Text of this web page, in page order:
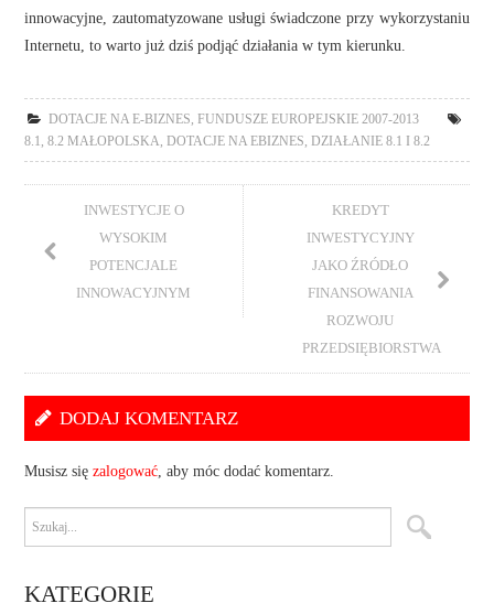
innowacyjne, zautomatyzowane usługi świadczone przy wykorzystaniu
Internetu, to warto już dziś podjąć działania w tym kierunku.
DOTACJE NA E-BIZNES ,FUNDUSZE EUROPEJSKIE 2007-2013
8.1
,8.2 MAŁOPOLSKA ,DOTACJE NA EBIZNES ,DZIAŁANIE 8.1 I 8.2
INWESTYCJE O
WYSOKIM
POTENCJALE
INNOWACYJNYM
KREDYT
INWESTYCYJNY
JAKO ŹRÓDŁO
FINANSOWANIA
ROZWOJU
PRZEDSIĘBIORSTWA
DODAJ KOMENTARZ
Musisz sięzalogować , aby móc dodać komentarz.
KATEGORIE